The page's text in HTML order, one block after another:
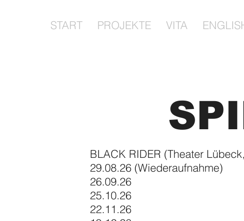
START PROJEKTE VITA
BLACK RIDER (Theater
29.08.26 (Wiederaufnahme)
26.09.26
25.10.26
22.11.26